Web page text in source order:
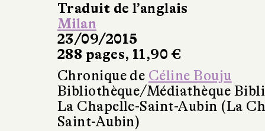
Traduit de l’anglais
Milan
23/09/2015
288 pages, 11,90 €
Chronique de Céline Bouju
Bibliothèque/Médiathèque
La Chapelle-Saint-Aubin (La
Saint-Aubin)